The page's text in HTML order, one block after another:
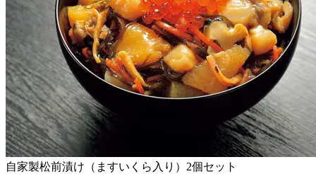
自家製松前漬け（ますいくら入り）2個セット